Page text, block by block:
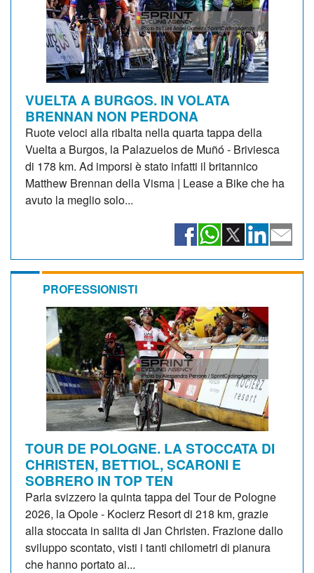
VUELTA A BURGOS. IN VOLATA
BRENNAN NON PERDONA
Ruote veloci alla ribalta nella quarta tappa della
Vuelta a Burgos, la Palazuelos de Muñó - Briviesca
di 178 km. Ad imporsi è stato infatti il britannico
Matthew Brennan della Visma | Lease a Bike che ha
avuto la meglio solo...
PROFESSIONISTI
TOUR DE POLOGNE. LA STOCCATA DI
CHRISTEN, BETTIOL, SCARONI E
SOBRERO IN TOP TEN
Parla svizzero la quinta tappa del Tour de Pologne
2026, la Opole - Kocierz Resort di 218 km, grazie
alla stoccata in salita di Jan Christen. Frazione dallo
sviluppo scontato, visti i tanti chilometri di pianura
che hanno portato ai...